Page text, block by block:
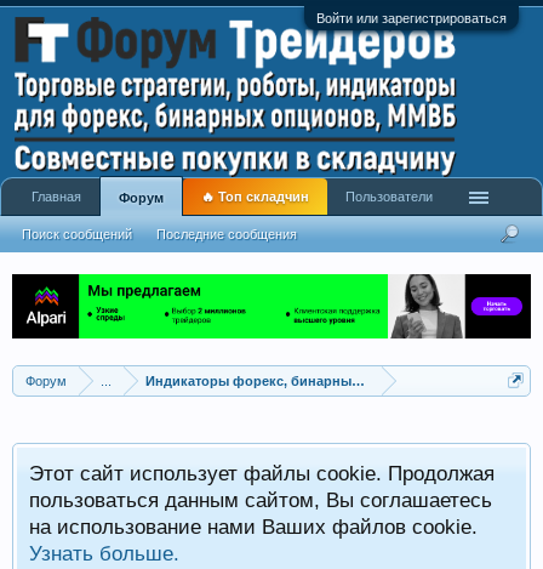
Войти или зарегистрироваться
Форум Индикаторы форекс, бинарных опционов, ММВБ
Этот сайт использует файлы cookie. Продолжая
пользоваться данным сайтом, Вы соглашаетесь
на использование нами Ваших файлов cookie.
Узнать больше.
Главная Форум
Поиск сообщений Последние сообщения
🔥 Топ складчин Пользователи